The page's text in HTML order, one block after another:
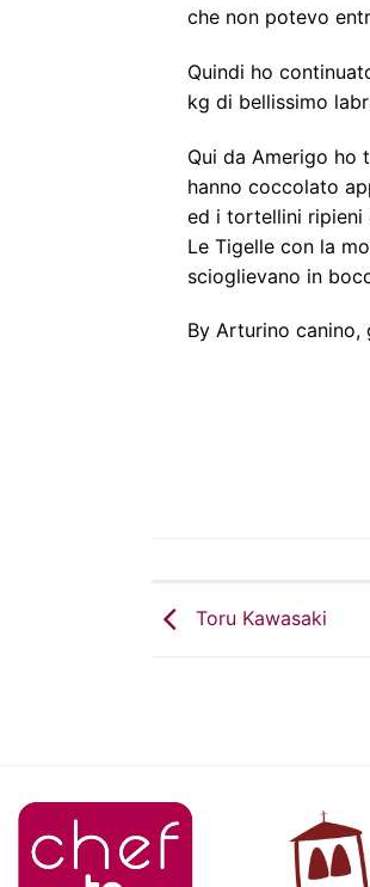
che non potevo
Quindi ho
kg di bellissimo
Qui da Amerigo ho
hanno coccolato
ed i tortellini ripieni
Le Tigelle con la
scioglievano in
By Arturino canino,
Toru Kawasaki